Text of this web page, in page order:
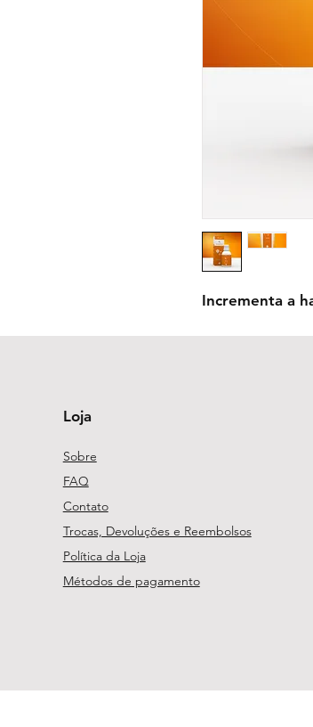
Incrementa a
Loja
Sobre
FAQ
Contato
Trocas, Devoluções e Reembolsos
Política da Loja
Métodos de pagamento